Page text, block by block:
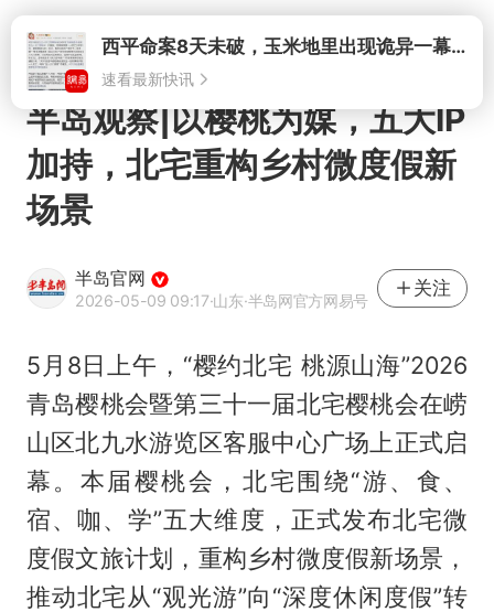
打开
半岛观察|以樱桃为媒，五大IP
加持，北宅重构乡村微度假新
场景
半岛官网
2026-05-09 09:17·山东·半岛网官方网易号
关注
5月8日上午，“樱约北宅 桃源山海”2026
青岛樱桃会暨第三十一届北宅樱桃会在崂
山区北九水游览区客服中心广场上正式启
幕。本届樱桃会，北宅围绕“游、食、
宿、咖、学”五大维度，正式发布北宅微
度假文旅计划，重构乡村微度假新场景，
推动北宅从“观光游”向“深度休闲度假”转